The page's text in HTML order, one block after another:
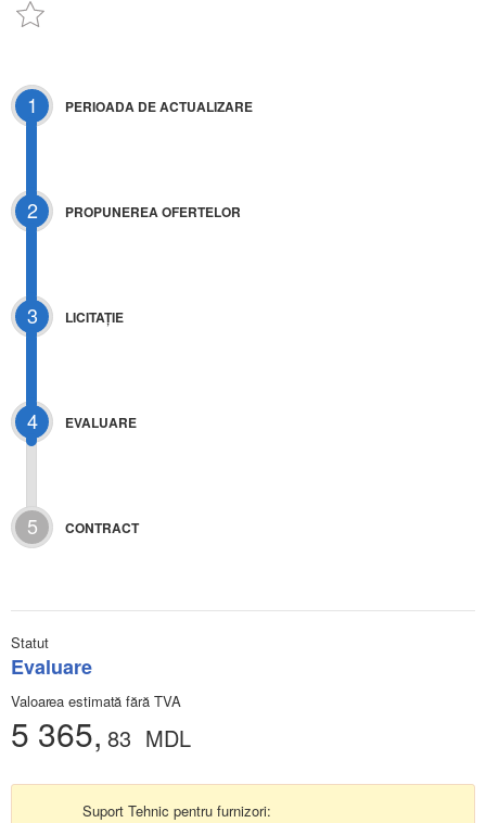
1 PERIOADA DE ACTUALIZARE
2 PROPUNEREA OFERTELOR
3 LICITAŢIE
4 EVALUARE
5 CONTRACT
Statut
Evaluare
Valoarea estimată fără TVA
5 365, 83 MDL
Suport Tehnic pentru furnizori: